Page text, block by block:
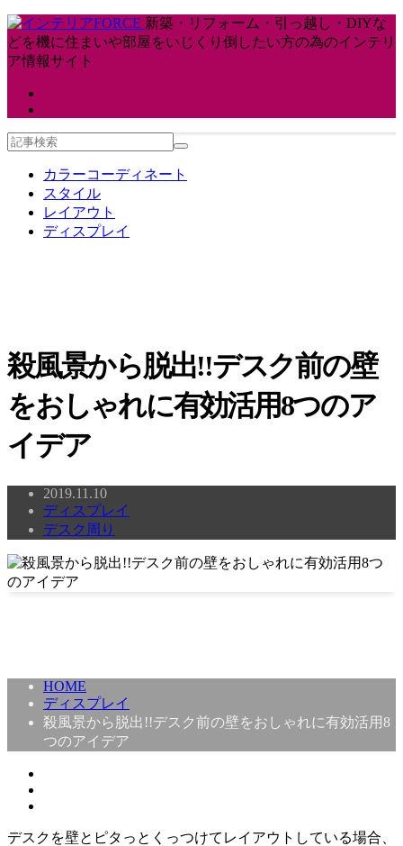
新築・リフォーム・引っ越し・DIYな
どを機に住まいや部屋をいじくり倒したい方の為のインテリ
ア情報サイト
カラーコーディネート
スタイル
レイアウト
ディスプレイ
殺風景から脱出!!デスク前の壁
をおしゃれに有効活用8つのア
イデア
2019.11.10
ディスプレイ
デスク周り
HOME
ディスプレイ
殺風景から脱出!!デスク前の壁をおしゃれに有効活用8
つのアイデア
デスクを壁とピタっとくっつけてレイアウトしている場合、